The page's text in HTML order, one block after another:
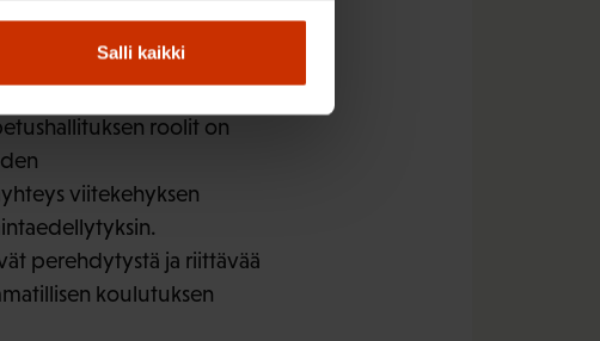
Salli kaikki
on määritelty
roolit on
viitekehyksen
perehdytystä ja riittävää
koulutuksen